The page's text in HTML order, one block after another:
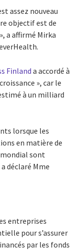
assez nouveau
objectif est de
a affirmé Mirka
Finland a accordé à
», car le
à un milliard
lorsque les
en matière de
sont
déclaré Mme
entreprises
pour s’assurer
par les fonds